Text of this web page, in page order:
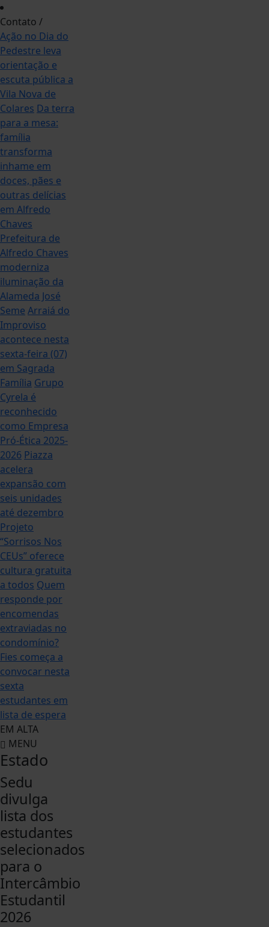
Contato /
Ação no Dia do
Pedestre leva
orientação e
escuta pública a
Vila Nova de
Colares Da terra
para a mesa:
família
transforma
inhame em
doces, pães e
outras delícias
em Alfredo
Chaves
Prefeitura de
Alfredo Chaves
moderniza
iluminação da
Alameda José
Seme Arraiá do
Improviso
acontece nesta
sexta-feira (07)
em Sagrada
Família Grupo
Cyrela é
reconhecido
como Empresa
Pró-Ética 2025-
2026 Piazza
acelera
expansão com
seis unidades
até dezembro
Projeto
“Sorrisos Nos
CEUs” oferece
cultura gratuita
a todos Quem
responde por
encomendas
extraviadas no
condomínio?
Fies começa a
convocar nesta
sexta
estudantes em
lista de espera
EM ALTA
MENU
Estado
Sedu
divulga
lista dos
estudantes
selecionados
para o
Intercâmbio
Estudantil
2026